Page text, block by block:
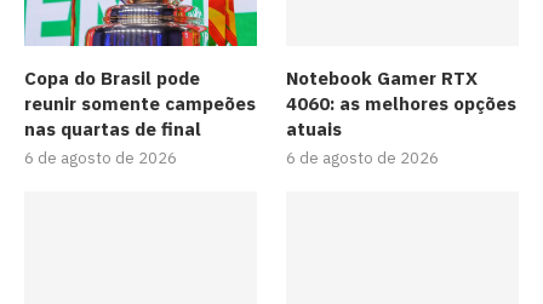
Copa do Brasil pode
reunir somente campeões
nas quartas de final
6 de agosto de 2026
Notebook Gamer RTX
4060: as melhores opções
atuais
6 de agosto de 2026